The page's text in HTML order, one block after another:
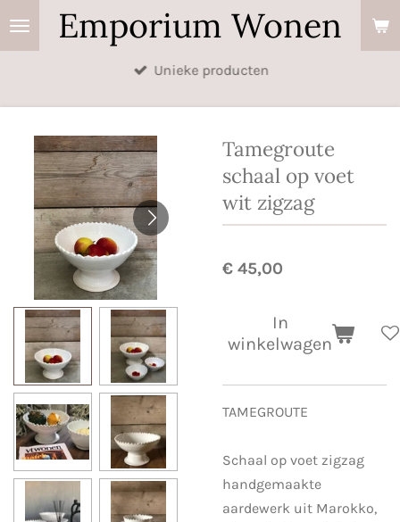
Ga
Emporium Wonen
Unieke producten
Tamegroute
schaal op voet
wit zigzag
€ 45,00
In
winkelwagen
TAMEGROUTE
Schaal op voet zigzag
handgemaakte
aardewerk uit Marokko,